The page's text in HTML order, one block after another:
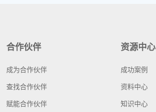
合作伙伴
成为合作伙伴
查找合作伙伴
赋能合作伙伴
资源中心
成功案例
资料中心
知识中心